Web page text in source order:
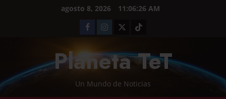
agosto 8, 2026 11:06:27 AM
Planeta TeT
Un Mundo de Noticias